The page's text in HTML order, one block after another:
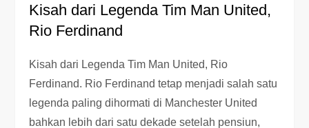
Kisah dari Legenda Tim Man United,
Rio Ferdinand
Kisah dari Legenda Tim Man United, Rio
Ferdinand. Rio Ferdinand tetap menjadi salah satu
legenda paling dihormati di Manchester United
bahkan lebih dari satu dekade setelah pensiun,